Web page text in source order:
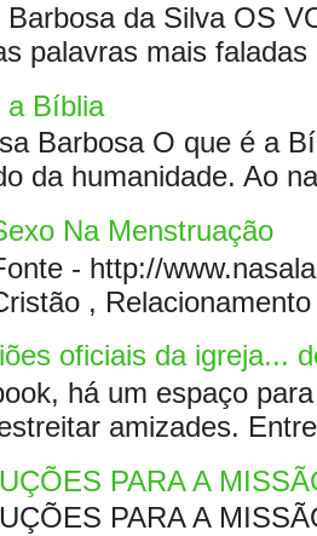
Barbosa da Silva OS
palavras mais
a Bíblia
Barbosa O que é a
da humanidade. Ao
Na Menstruação
- http://
,
oficiais da igreja...
há um espaço
amizades.
PARA A
PARA A